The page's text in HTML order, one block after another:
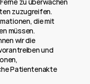
zuzugreifen.
die mit
müssen.
wir die
und
Patientenakte